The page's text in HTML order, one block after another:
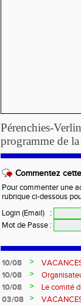
Pérenchies-
programme de
Commentez
Pour commenter une
rubrique ci-dessous
Login (Email)
:
Mot de Passe :
10/08 >
10/08
>
10/08
>
Le comité
03/08
>